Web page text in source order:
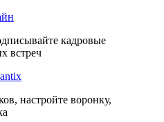
кадровые
встреч
настройте воронку,